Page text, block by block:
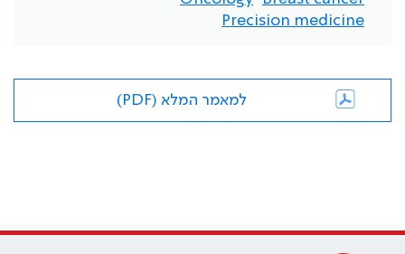
Precision medicine
למאמר המלא (PDF)